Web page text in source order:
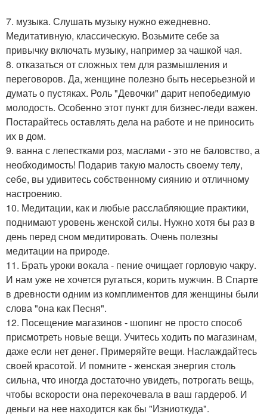
7. музыка. Слушать музыку нужно ежедневно.
Медитативную, классическую. Возьмите себе за
привычку включать музыку, например за чашкой чая.
8. отказаться от сложных тем для размышления и
переговоров. Да, женщине полезно быть несерьезной и
думать о пустяках. Роль "Девочки" дарит непобедимую
молодость. Особенно этот пункт для бизнес-леди важен.
Постарайтесь оставлять дела на работе и не приносить
их в дом.
9. ванна с лепестками роз, маслами - это не баловство, а
необходимость! Подарив такую малость своему телу,
себе, вы удивитесь собственному сиянию и отличному
настроению.
10. Медитации, как и любые расслабляющие практики,
поднимают уровень женской силы. Нужно хотя бы раз в
день перед сном медитировать. Очень полезны
медитации на природе.
11. Брать уроки вокала - пение очищает горловую чакру.
И нам уже не хочется ругаться, корить мужчин. В Спарте
в древности одним из комплиментов для женщины были
слова "она как Песня".
12. Посещение магазинов - шопинг не просто способ
присмотреть новые вещи. Учитесь ходить по магазинам,
даже если нет денег. Примеряйте вещи. Наслаждайтесь
своей красотой. И помните - женская энергия столь
сильна, что иногда достаточно увидеть, потрогать вещь,
чтобы вскорости она перекочевала в ваш гардероб. И
деньги на нее находится как бы "Изниоткуда".